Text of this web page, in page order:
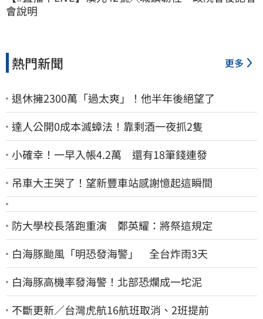
會說明
熱門新聞 更多
退休擁2300萬「過太爽」！他半年後絕望了
達人公開0成本滅蟑法！靠剩酒一夜抓2隻
小確幸！一早入帳4.2萬 還有18筆錢連發
吊車大王哭了！望新豐車站感謝憶起這瞬間
防大學校長落跑重演 鄭英耀：將祭這規定
白海豚颱風「明恐發海警」 全台炸雨3天
白海豚高機率發海警！北部恐爛成一坨泥
不斷更新／台灣虎航16航班取消、2班提前